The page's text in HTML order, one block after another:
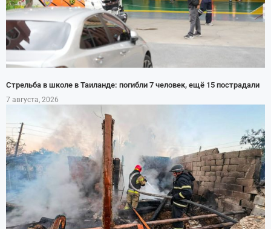
Стрельба в школе в Таиланде: погибли 7 человек, ещё 15 пострадали
7 августа, 2026